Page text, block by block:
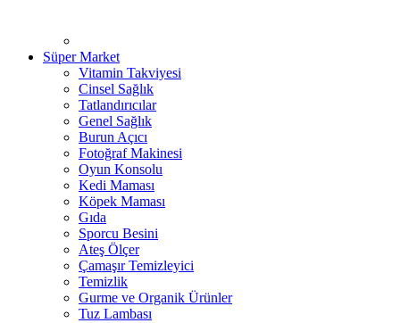
Süper Market
Vitamin Takviyesi
Cinsel Sağlık
Tatlandırıcılar
Genel Sağlık
Burun Açıcı
Fotoğraf Makinesi
Oyun Konsolu
Kedi Maması
Köpek Maması
Gıda
Sporcu Besini
Ateş Ölçer
Çamaşır Temizleyici
Temizlik
Gurme ve Organik Ürünler
Tuz Lambası